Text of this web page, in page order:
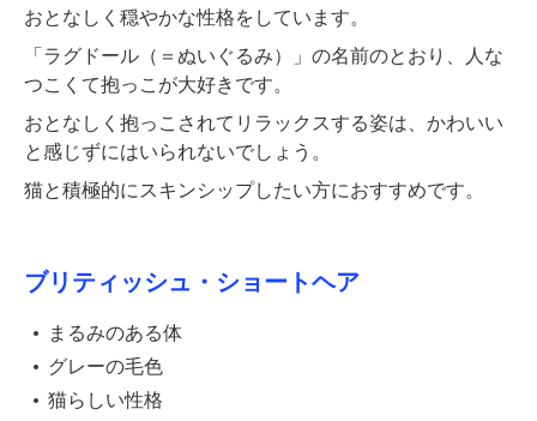
おとなしく穏やかな性格をしています。
「ラグドール（＝ぬいぐるみ）」の名前のとおり、人な
つこくて抱っこが大好きです。
おとなしく抱っこされてリラックスする姿は、かわいい
と感じずにはいられないでしょう。
猫と積極的にスキンシップしたい方におすすめです。
ブリティッシュ・ショートヘア
まるみのある体
グレーの毛色
猫らしい性格